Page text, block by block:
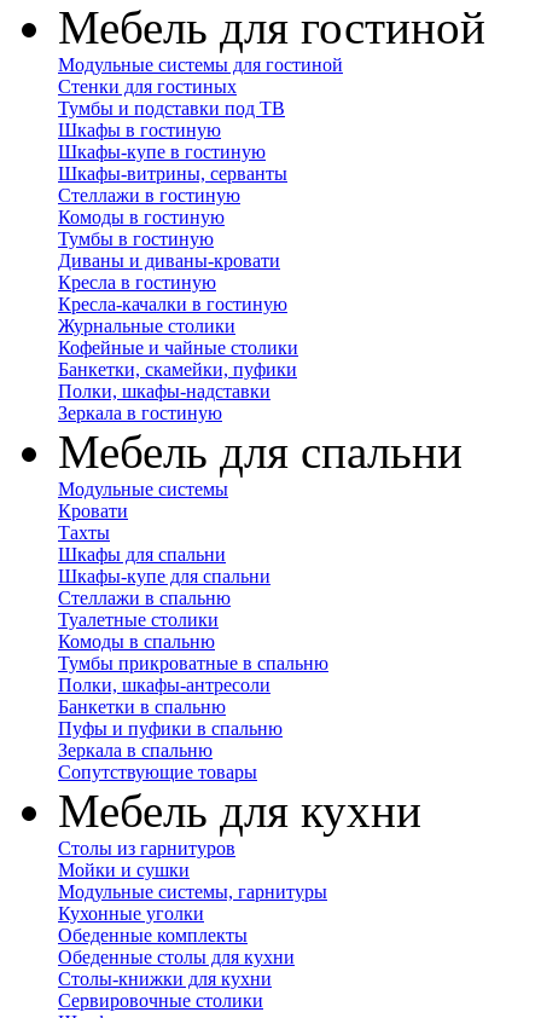
Мебель для гостиной
Модульные системы для гостиной
Стенки для гостиных
Тумбы и подставки под ТВ
Шкафы в гостиную
Шкафы-купе в гостиную
Шкафы-витрины, серванты
Стеллажи в гостиную
Комоды в гостиную
Тумбы в гостиную
Диваны и диваны-кровати
Кресла в гостиную
Кресла-качалки в гостиную
Журнальные столики
Кофейные и чайные столики
Банкетки, скамейки, пуфики
Полки, шкафы-надставки
Зеркала в гостиную
Мебель для спальни
Модульные системы
Кровати
Тахты
Шкафы для спальни
Шкафы-купе для спальни
Стеллажи в спальню
Туалетные столики
Комоды в спальню
Тумбы прикроватные в спальню
Полки, шкафы-антресоли
Банкетки в спальню
Пуфы и пуфики в спальню
Зеркала в спальню
Сопутствующие товары
Мебель для кухни
Столы из гарнитуров
Мойки и сушки
Модульные системы, гарнитуры
Кухонные уголки
Обеденные комплекты
Обеденные столы для кухни
Столы-книжки для кухни
Сервировочные столики